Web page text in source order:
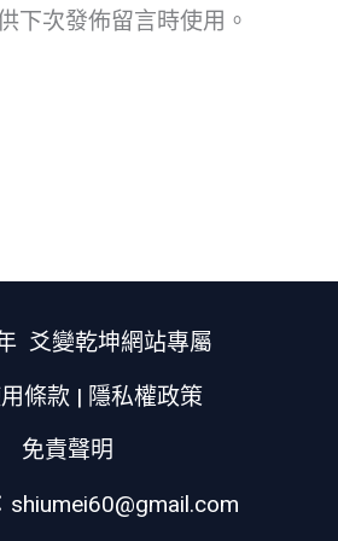
下次發佈留言時使用。
爻變乾坤網站專屬
條款 | 隱私權政策
免責聲明
shiumei60@gmail.com